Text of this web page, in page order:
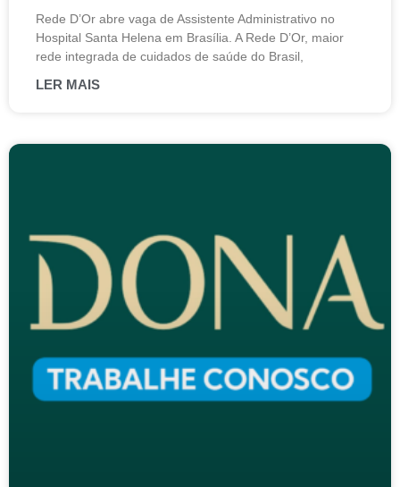
Rede D’Or abre vaga de Assistente Administrativo no
Hospital Santa Helena em Brasília. A Rede D’Or, maior
rede integrada de cuidados de saúde do Brasil,
LER MAIS